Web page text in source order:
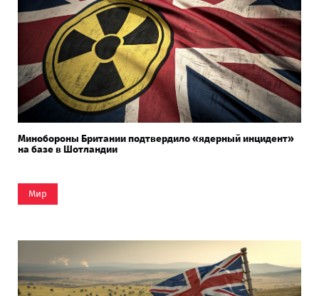
Минобороны Британии подтвердило «ядерный инцидент»
на базе в Шотландии
Мир